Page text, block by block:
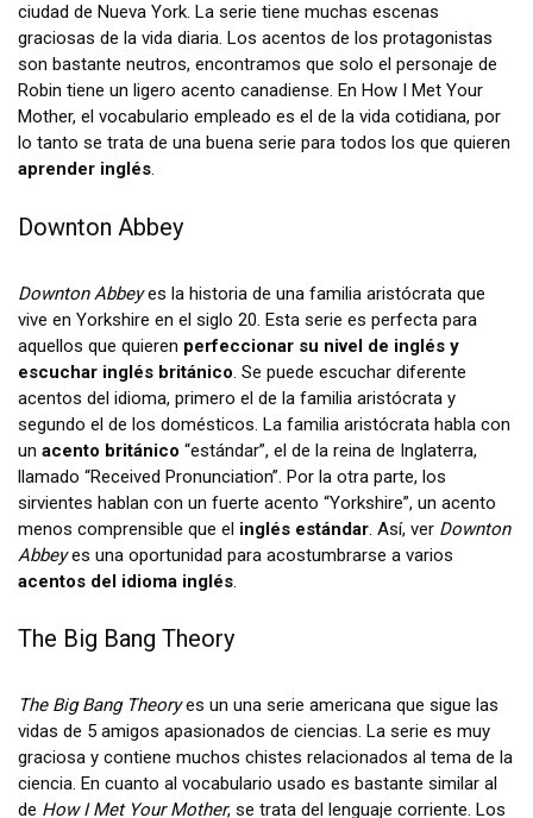
ciudad de Nueva York. La serie tiene muchas escenas
graciosas de la vida diaria. Los acentos de los protagonistas
son bastante neutros, encontramos que solo el personaje de
Robin tiene un ligero acento canadiense. En How I Met Your
Mother, el vocabulario empleado es el de la vida cotidiana, por
lo tanto se trata de una buena serie para todos los que quieren
aprender inglés.
Downton Abbey
Downton Abbeyes la historia de una familia aristócrata que
vive en Yorkshire en el siglo 20. Esta serie es perfecta para
aquellos que quieren perfeccionar su nivel de inglés y
escuchar inglés británico. Se puede escuchar diferente
acentos del idioma, primero el de la familia aristócrata y
segundo el de los domésticos. La familia aristócrata habla con
un acento británico “estándar”, el de la reina de Inglaterra,
llamado “Received Pronunciation”. Por la otra parte, los
sirvientes hablan con un fuerte acento “Yorkshire”, un acento
menos comprensible que el inglés estándar. Así, ver Downton
Abbeyes una oportunidad para acostumbrarse a varios
acentos del idioma inglés.
The Big Bang Theory
The Big Bang Theoryes un una serie americana que sigue las
vidas de 5 amigos apasionados de ciencias. La serie es muy
graciosa y contiene muchos chistes relacionados al tema de la
ciencia. En cuanto al vocabulario usado es bastante similar al
de How I Met Your Mother, se trata del lenguaje corriente. Los